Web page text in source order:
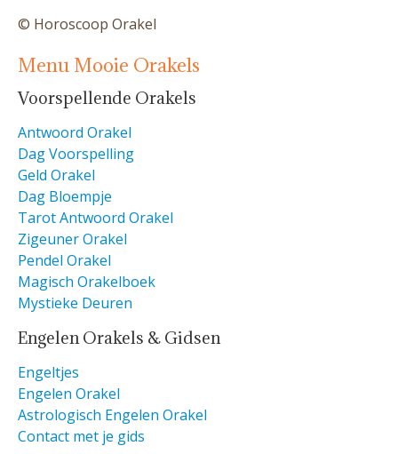
© Horoscoop Orakel
Menu Mooie Orakels
Voorspellende Orakels
Antwoord Orakel
Dag Voorspelling
Geld Orakel
Dag Bloempje
Tarot Antwoord Orakel
Zigeuner Orakel
Pendel Orakel
Magisch Orakelboek
Mystieke Deuren
Engelen Orakels & Gidsen
Engeltjes
Engelen Orakel
Astrologisch Engelen Orakel
Contact met je gids